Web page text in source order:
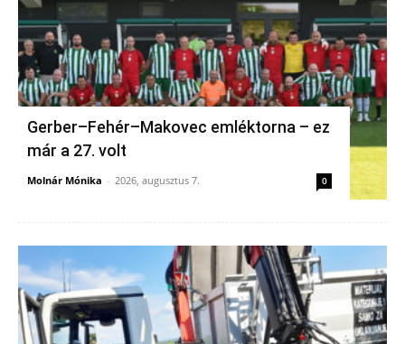
Gerber–Fehér–Makovec emléktorna – ez
már a 27. volt
Molnár Mónika - 2026, augusztus 7. 0